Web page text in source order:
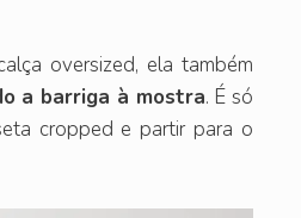
oversized, ela também
a barriga à mostra. É só
cropped e partir para o